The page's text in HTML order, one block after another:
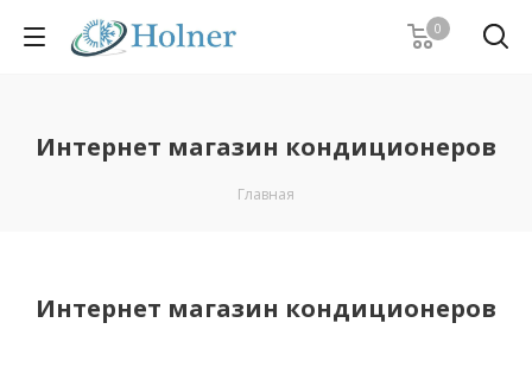
0
Интернет магазин кондиционеров
Главная
Интернет магазин кондиционеров